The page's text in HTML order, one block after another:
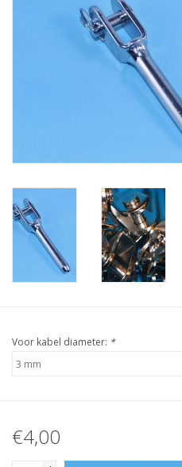
Rvs Staalkabel spanner
Staalkabel met coating
Voor kabel diameter: *
€4,00